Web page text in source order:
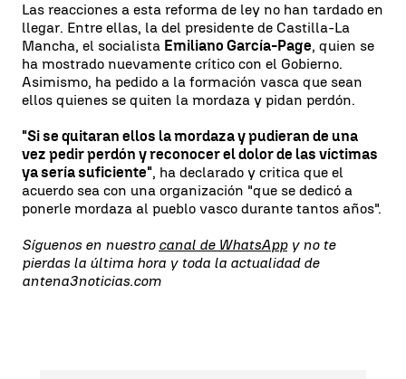
Las reacciones a esta reforma de ley no han tardado en
llegar. Entre ellas, la del presidente de Castilla-La
Mancha, el socialista Emiliano García-Page, quien se
ha mostrado nuevamente crítico con el Gobierno.
Asimismo, ha pedido a la formación vasca que sean
ellos quienes se quiten la mordaza y pidan perdón.
"Si se quitaran ellos la mordaza y pudieran de una
vez pedir perdón y reconocer el dolor de las víctimas
ya sería suficiente", ha declarado y critica que el
acuerdo sea con una organización "que se dedicó a
ponerle mordaza al pueblo vasco durante tantos años".
Síguenos en nuestro canal de WhatsAppy no te
pierdas la última hora y toda la actualidad de
antena3noticias.com